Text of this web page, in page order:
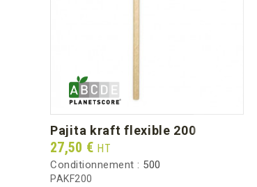
pajita kraft flexible 200
Prix
27,50 € HT
Conditionnement : 500
PAKF200